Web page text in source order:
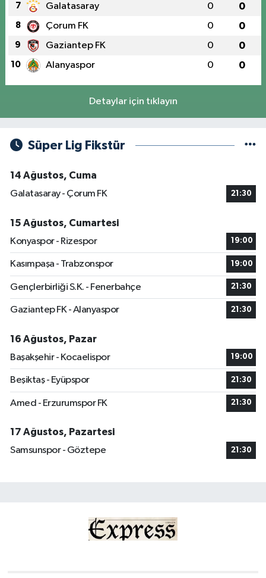
7 Galatasaray 0 0
8 Çorum FK 0 0
9 Gaziantep FK 0 0
10 Alanyaspor 0 0
Detaylar için tıklayın
Süper Lig Fikstür
14 Ağustos, Cuma
Galatasaray - Çorum FK
21:30
15 Ağustos, Cumartesi
Konyaspor - Rizespor
19:00
Kasımpaşa - Trabzonspor 19:00
Gençlerbirliği S.K. - Fenerbahçe 21:30
Gaziantep FK - Alanyaspor 21:30
16 Ağustos, Pazar
Başakşehir - Kocaelispor
19:00
Beşiktaş - Eyüpspor 21:30
Amed - Erzurumspor FK 21:30
17 Ağustos, Pazartesi
Samsunspor - Göztepe
21:30